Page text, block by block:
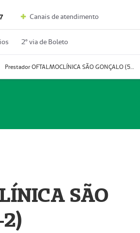
Canais de atendimento
2º via de Boleto
Prestador OFTALMOCLÍNICA SÃO GONÇALO (55004164-2)
SÃO